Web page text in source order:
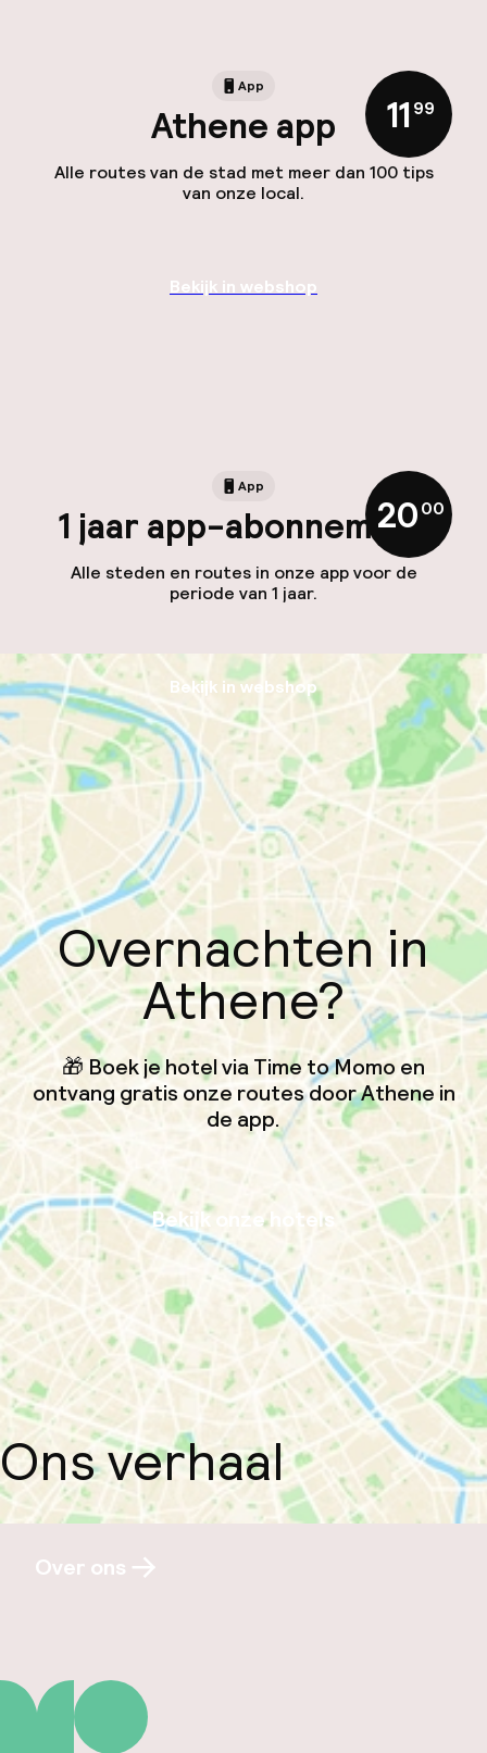
App
Athene app
Alle routes van de stad met meer dan 100 tips
van onze local.
11 ,99
Bekijk in webshop
App
1 jaar app-abonnement
Alle steden en routes in onze app voor de
periode van 1 jaar.
20,00
Bekijk in webshop
Overnachten in
Athene?
🎁 Boek je hotel via Time to Momo en
ontvang gratis onze routes door Athene in
de app.
Bekijk onze hotels
Ons verhaal
Over ons